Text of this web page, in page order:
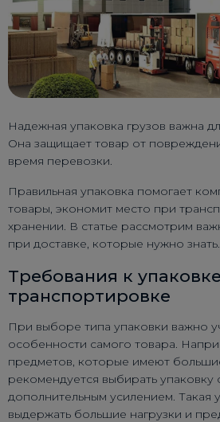
Надежная упаковка грузов важна
Она защищает товар от
время перевозки.
Правильная упаковка помогает
товары, экономит место при
хранении. В статье рассмотрим
при доставке, которые нужно знать.
Требования к
транспортировке
При выборе типа упаковки важно
особенности самого товара.
предметов, которые имеют
рекомендуется выбирать
дополнительным усилением. Такая
выдержать большие нагрузки и